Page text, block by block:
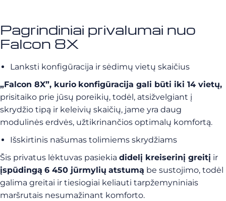
Pagrindiniai privalumai nuo
Falcon 8X
Lanksti konfigūracija ir sėdimų vietų skaičius
„Falcon 8X”, kurio konfigūracija gali būti iki 14 vietų,
prisitaiko prie jūsų poreikių, todėl, atsižvelgiant į
skrydžio tipą ir keleivių skaičių, jame yra daug
modulinės erdvės, užtikrinančios optimalų komfortą.
Išskirtinis našumas tolimiems skrydžiams
Šis privatus lėktuvas pasiekia didelį kreiserinį greitį ir
įspūdingą 6 450 jūrmylių atstumą be sustojimo, todėl
galima greitai ir tiesiogiai keliauti tarpžemyniniais
maršrutais nesumažinant komforto.